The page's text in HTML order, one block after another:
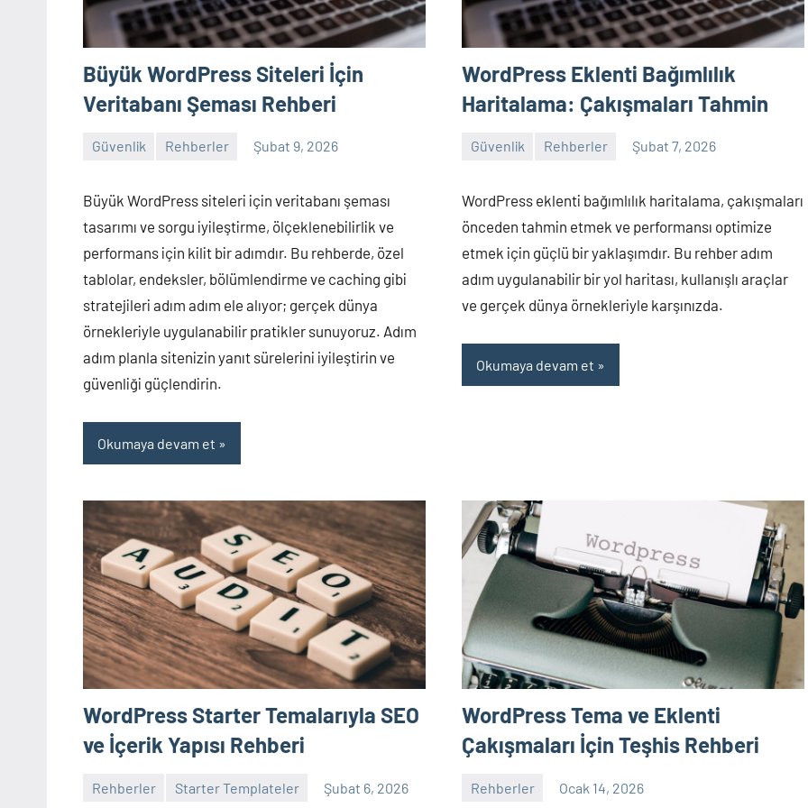
Büyük WordPress Siteleri İçin
Veritabanı Şeması Rehberi
Güvenlik Rehberler Şubat 9, 2026
Büyük WordPress siteleri için veritabanı şeması
tasarımı ve sorgu iyileştirme, ölçeklenebilirlik ve
performans için kilit bir adımdır. Bu rehberde, özel
tablolar, endeksler, bölümlendirme ve caching gibi
stratejileri adım adım ele alıyor; gerçek dünya
örnekleriyle uygulanabilir pratikler sunuyoruz. Adım
adım planla sitenizin yanıt sürelerini iyileştirin ve
güvenliği güçlendirin.
Okumaya devam et
WordPress Eklenti Bağımlılık
Haritalama: Çakışmaları Tahmin
Güvenlik Rehberler Şubat 7, 2026
WordPress eklenti bağımlılık haritalama, çakışmaları
önceden tahmin etmek ve performansı optimize
etmek için güçlü bir yaklaşımdır. Bu rehber adım
adım uygulanabilir bir yol haritası, kullanışlı araçlar
ve gerçek dünya örnekleriyle karşınızda.
Okumaya devam et
WordPress Starter Temalarıyla SEO
ve İçerik Yapısı Rehberi
Rehberler Starter Templateler Şubat 6, 2026
WordPress Tema ve Eklenti
Çakışmaları İçin Teşhis Rehberi
Rehberler Ocak 14, 2026